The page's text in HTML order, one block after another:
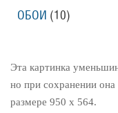
Эта картинка
но при сохранении она
размере 950 x 564.
ОБОИ (10)